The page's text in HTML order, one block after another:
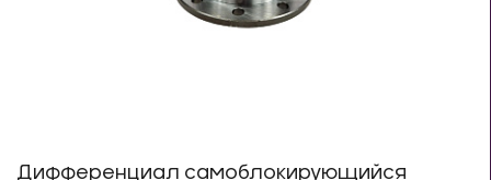
Дифференциал самоблокирующийся